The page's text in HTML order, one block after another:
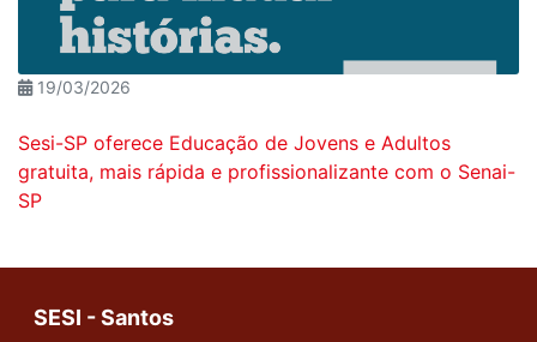
19/03/2026
Sesi-SP oferece Educação de Jovens e Adultos
gratuita, mais rápida e profissionalizante com o Senai-
SP
SESI - Santos